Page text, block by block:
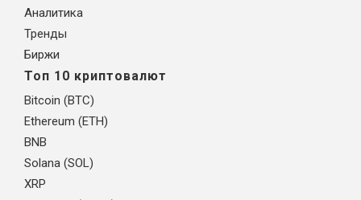
Аналитика
Тренды
Биржи
Топ 10 криптовалют
Bitcoin (BTC)
Ethereum (ETH)
BNB
Solana (SOL)
XRP